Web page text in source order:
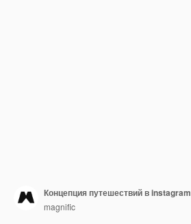
Концепция путешествий в instagram
magnific